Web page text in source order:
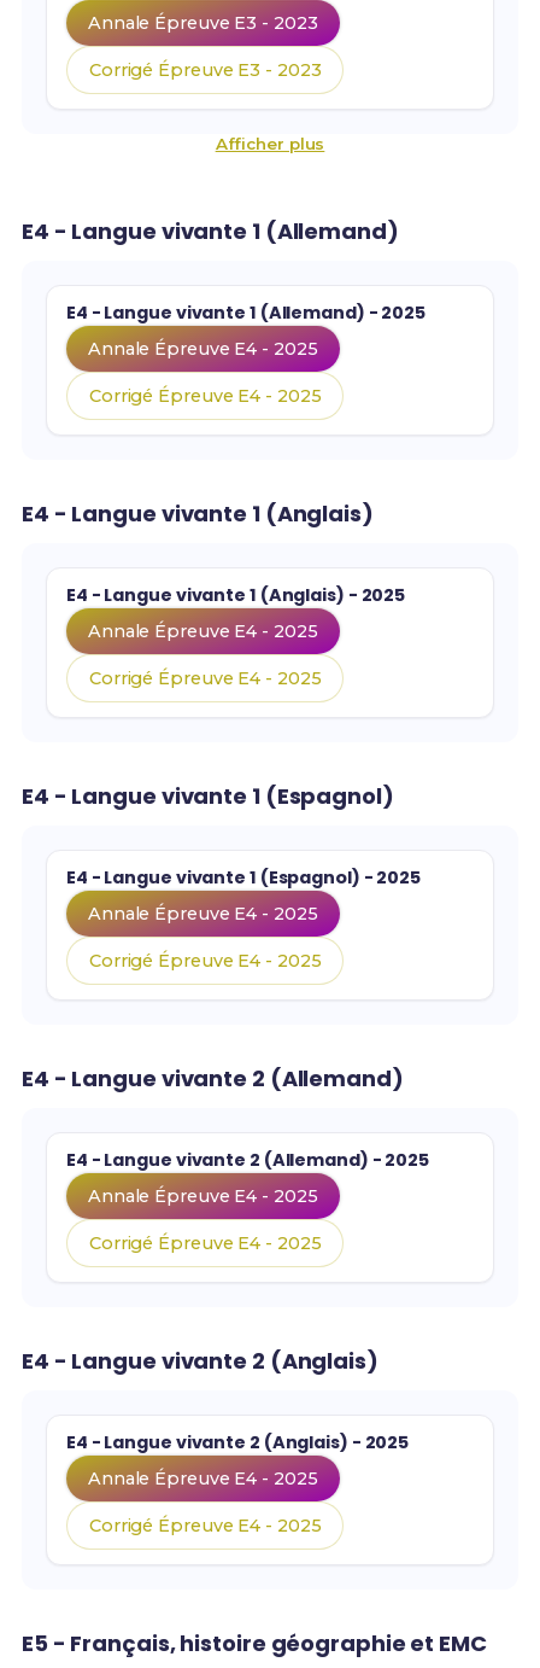
Annale Épreuve E3 - 2023
Corrigé Épreuve E3 - 2023
Afficher plus
E4 - Langue vivante 1 (Allemand)
E4 - Langue vivante 1 (Allemand) - 2025
Annale Épreuve E4 - 2025
Corrigé Épreuve E4 - 2025
E4 - Langue vivante 1 (Anglais)
E4 - Langue vivante 1 (Anglais) - 2025
Annale Épreuve E4 - 2025
Corrigé Épreuve E4 - 2025
E4 - Langue vivante 1 (Espagnol)
E4 - Langue vivante 1 (Espagnol) - 2025
Annale Épreuve E4 - 2025
Corrigé Épreuve E4 - 2025
E4 - Langue vivante 2 (Allemand)
E4 - Langue vivante 2 (Allemand) - 2025
Annale Épreuve E4 - 2025
Corrigé Épreuve E4 - 2025
E4 - Langue vivante 2 (Anglais)
E4 - Langue vivante 2 (Anglais) - 2025
Annale Épreuve E4 - 2025
Corrigé Épreuve E4 - 2025
E5 - Français, histoire géographie et EMC